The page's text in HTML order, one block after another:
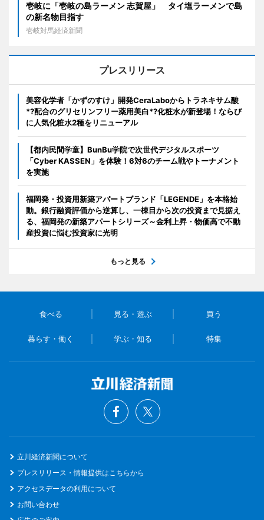
壱岐に「壱岐の島ラーメン 志賀屋」 タイ塩ラーメンで島
の新名物目指す
壱岐対馬経済新聞
プレスリリース
美容化学者「かずのすけ」開発CeraLaboからトラネキサム酸
*?配合のグリセリンフリー薬用美白*?化粧水が新登場！ならび
に人気化粧水2種をリニューアル
【都内民間学童】BunBu学院で次世代デジタルスポーツ
「Cyber KASSEN」を体験！6対6のチーム戦やトーナメント
を実施
福岡発・投資用新築アパートブランド「LEGENDE」を本格始
動。銀行融資評価から逆算し、一棟目から次の投資まで見据え
る、福岡発の新築アパートシリーズ～金利上昇・物価高で不動
産投資に悩む投資家に光明
もっと見る
食べる 見る・遊ぶ 買う
暮らす・働く 学ぶ・知る 特集
立川経済新聞について
プレスリリース・情報提供はこちらから
アクセスデータの利用について
お問い合わせ